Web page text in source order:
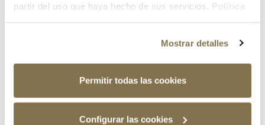
partir del uso que haya hecho de sus servicios. Política
Mostrar detalles
Permitir todas las cookies
Configurar las cookies